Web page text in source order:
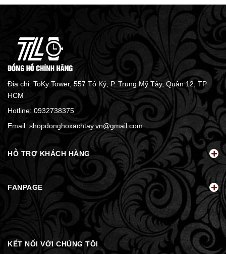
Địa chỉ: ToKy Tower, 557 Tô Ký, P. Trung Mỹ Tây, Quận 12, TP
HCM
Hotline: 0932738375
Email: shopdonghoxachtay.vn@gmail.com
HỖ TRỢ KHÁCH HÀNG
FANPAGE
KẾT NỐI VỚI CHÚNG TÔI